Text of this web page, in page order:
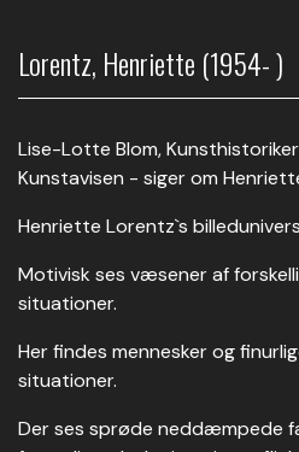
Lorentz, Henriette (1954- )
Lise-Lotte Blom,
Kunstavisen - siger om
Henriette Lorentz`s
Motivisk ses væsener af
situationer.
Her findes mennesker og
situationer.
Der ses sprøde neddæmpede